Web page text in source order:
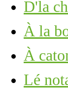
D'la
À la
À
Lé